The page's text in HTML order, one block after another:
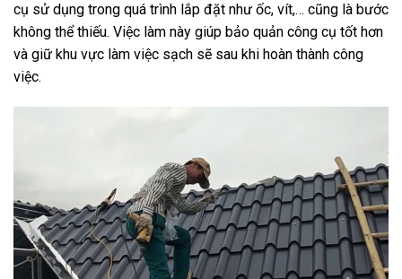
cụ sử dụng trong quá trình lắp đặt như ốc, vít,… cũng là bước
không thể thiếu. Việc làm này giúp bảo quản công cụ tốt hơn
và giữ khu vực làm việc sạch sẽ sau khi hoàn thành công
việc.